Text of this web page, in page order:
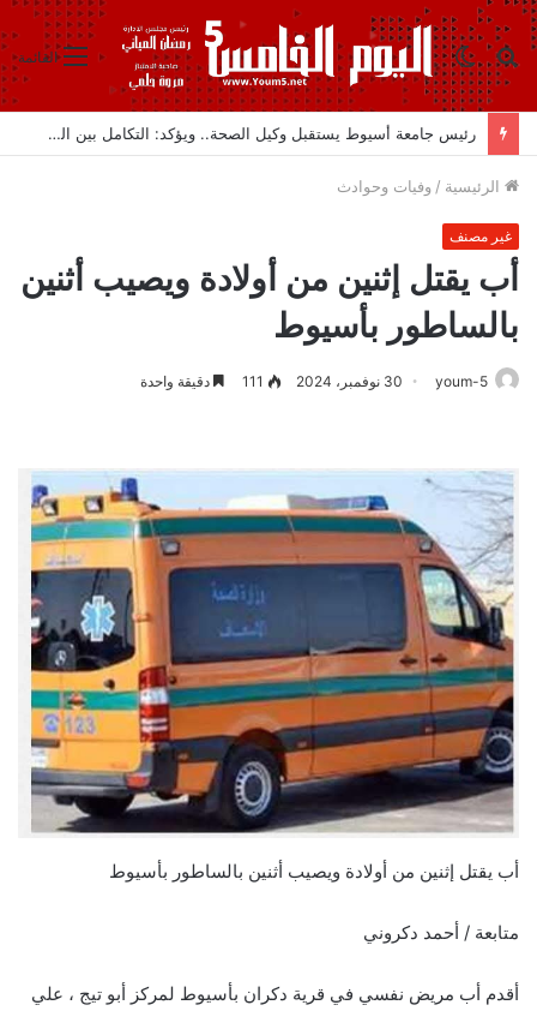
القائمة
بحث
عن
الوضع
المظلم
رئيس جامعة أسيوط يستقبل وكيل الصحة.. ويؤكد: التكامل بين الجامعة والمديرية يدعم تطوير الخدمات الطبية وخدمة المواطنين
الرئيسية / وفيات وحوادث
غير مصنف
أب يقتل إثنين من أولادة ويصيب أثنين
بالساطور بأسيوط
youm-5 30 نوفمبر، 2024 111 دقيقة واحدة
أب يقتل إثنين من أولادة ويصيب أثنين بالساطور بأسيوط
متابعة / أحمد دكروني
أقدم أب مريض نفسي في قرية دكران بأسيوط لمركز أبو تيج ، علي